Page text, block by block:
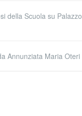
della Scuola su Palazzo
Annunziata Maria Oteri